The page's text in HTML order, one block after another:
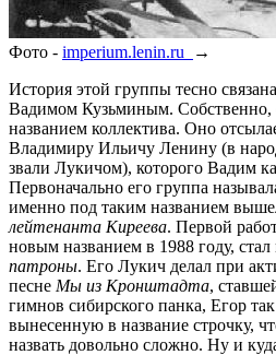
Фото - imperium.lenin.ru
→
История этой группы тесно
Вадимом Кузьминым. Собственно,
названием коллектива. Оно
Владимиру Ильичу Ленину (в
звали Лукичом), которого Вадим
Первоначально его группа
именно под таким названием
лейтенанта Киреева. Первой
новым названием в 1988 году,
патроны. Его Лукич делал при
песне Мы из Кронштадта,
гимнов сибирского панка, Егор
вынесенную в название строчку,
назвать довольно сложно. Ну и